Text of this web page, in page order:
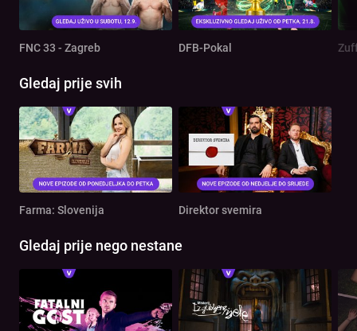
FNC 33 - Zagreb DFB-Pokal
Gledaj prije svih
Farma: Slovenija Direktor svemira
Gledaj prije nego nestane